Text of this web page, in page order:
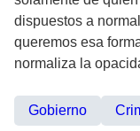
dispuestos a
queremos esa
normaliza la
Gobierno